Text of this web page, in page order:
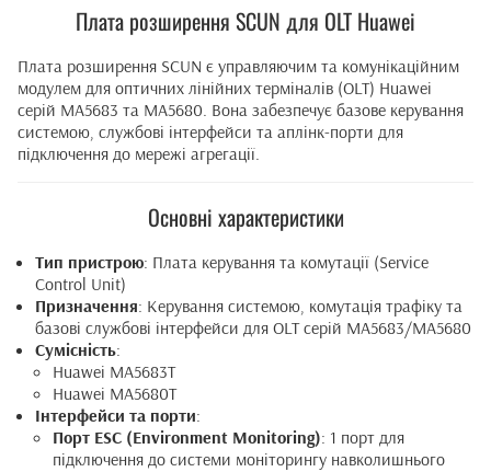
Плата розширення SCUN для OLT Huawei
Плата розширення SCUN є управляючим та комунікаційним
модулем для оптичних лінійних терміналів (OLT) Huawei
серій MA5683 та MA5680. Вона забезпечує базове керування
системою, службові інтерфейси та аплінк-порти для
підключення до мережі агрегації.
Основні характеристики
Тип пристрою: Плата керування та комутації (Service
Control Unit)
Призначення: Керування системою, комутація трафіку та
базові службові інтерфейси для OLT серій MA5683/MA5680
Сумісність:
Huawei MA5683T
Huawei MA5680T
Інтерфейси та порти:
Порт ESC (Environment Monitoring): 1 порт для
підключення до системи моніторингу навколишнього